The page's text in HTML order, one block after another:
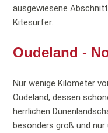
ausgewiesene
Kitesurfer.
Oudeland -
Nur wenige Kilometer
Oudeland, dessen
herrlichen
besonders groß und